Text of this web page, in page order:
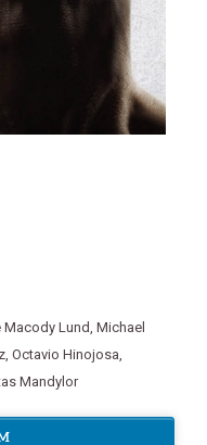
Macody Lund Michael
Octavio Hinojosa
Mandylor